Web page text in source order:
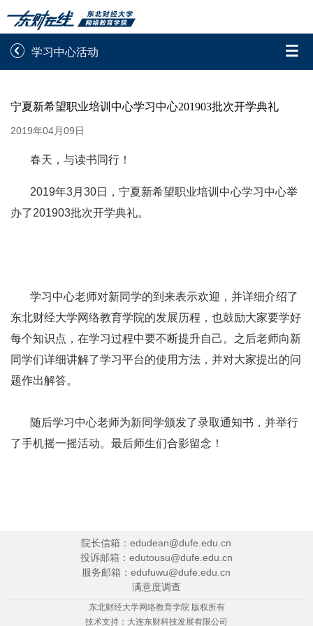

 学习中心活动
学籍查询
学籍相关申请 论文综合评定系统
宁夏新希望职业培训中心学习中心201903批次开学典礼
2019年04月09日
春天，与读书同行！
2019年3月30日，宁夏新希望职业培训中心学习中心举
办了201903批次开学典礼。
学习中心老师对新同学的到来表示欢迎，并详细介绍了
东北财经大学网络教育学院的发展历程，也鼓励大家要学好
每个知识点，在学习过程中要不断提升自己。之后老师向新
同学们详细讲解了学习平台的使用方法，并对大家提出的问
题作出解答。
随后学习中心老师为新同学颁发了录取通知书，并举行
了手机摇一摇活动。最后师生们合影留念！
院长信箱：edudean@dufe.edu.cn
投诉邮箱：edutousu@dufe.edu.cn
服务邮箱：edufuwu@dufe.edu.cn
满意度调查
东北财经大学网络教育学院 版权所有
技术支持： 大连东财科技发展有限公司